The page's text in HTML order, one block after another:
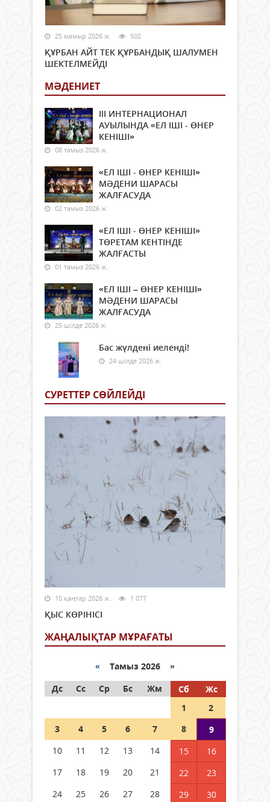
25 мамыр 2026 ж. 502
ҚҰРБАН АЙТ ТЕК ҚҰРБАНДЫҚ ШАЛУМЕН
ШЕКТЕЛМЕЙДІ
МӘДЕНИЕТ
ІІІ ИНТЕРНАЦИОНАЛ
АУЫЛЫНДА «ЕЛ ІШІ - ӨНЕР
КЕНІШІ»
08 тамыз 2026 ж.
«ЕЛ ІШІ - ӨНЕР КЕНІШІ»
МӘДЕНИ ШАРАСЫ
ЖАЛҒАСУДА
02 тамыз 2026 ж.
«ЕЛ ІШІ - ӨНЕР КЕНІШІ»
ТӨРЕТАМ КЕНТІНДЕ
ЖАЛҒАСТЫ
01 тамыз 2026 ж.
«ЕЛ ІШІ – ӨНЕР КЕНІШІ»
МӘДЕНИ ШАРАСЫ
ЖАЛҒАСУДА
25 шілде 2026 ж.
Бас жүлдені иеленді!
24 шілде 2026 ж.
СУРЕТТЕР СӨЙЛЕЙДI
10 қаңтар 2026 ж. 1 077
ҚЫС КӨРІНІСІ
ЖАҢАЛЫҚТАР МҰРАҒАТЫ
« Тамыз 2026 »
Дс
Сс Ср Бс Жм Сб
Жс
1
2
3
4 5 6 7 8
9
10
11 12 13 14 15
16
17
18 19 20 21 22
23
24
25 26 27 28 29 30